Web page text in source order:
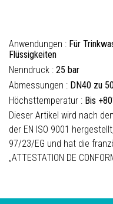
Anwendungen : Für
Flüssigkeiten
Nenndruck : 25 bar
Abmessungen : DN40 zu
Höchsttemperatur : Bis
Dieser Artikel wird nach
der EN ISO 9001
97/23/EG und hat die
„ATTESTATION DE